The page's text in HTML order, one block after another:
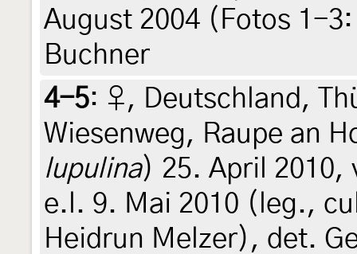
August 2004 (Fotos 1-
Buchner
4-5: ♀, Deutschland,
Wiesenweg, Raupe an
lupulina) 25. April 2010,
e.l. 9. Mai 2010 (leg.,
Heidrun Melzer), det.